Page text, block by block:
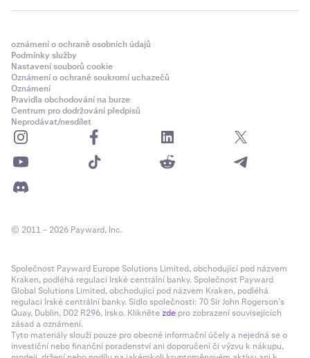
oznámení o ochraně osobních údajů
Podmínky služby
Nastavení souborů cookie
Oznámení o ochraně soukromí uchazečů
Oznámení
Pravidla obchodování na burze
Centrum pro dodržování předpisů
Neprodávat/nesdílet
© 2011 – 2026 Payward, Inc.
Společnost Payward Europe Solutions Limited, obchodující pod názvem
Kraken, podléhá regulaci Irské centrální banky. Společnost Payward
Global Solutions Limited, obchodující pod názvem Kraken, podléhá
regulaci Irské centrální banky. Sídlo společnosti: 70 Sir John Rogerson’s
Quay, Dublin, D02 R296, Irsko. Kliknětezde pro zobrazení souvisejících
zásad a oznámení.
Tyto materiály slouží pouze pro obecné informační účely a nejedná se o
investiční nebo finanční poradenství ani doporučení či výzvu k nákupu,